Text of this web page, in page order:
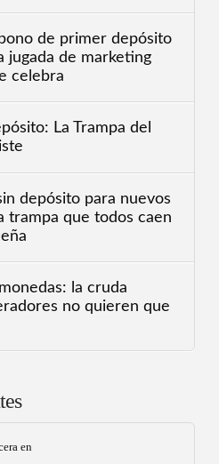
de primer depósito
jugada de marketing
celebra
La Trampa del
depósito para nuevos
trampa que todos caen
la cruda
no quieren que
en